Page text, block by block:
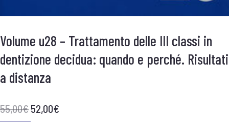
Volume u28 – Trattamento delle III classi in
dentizione decidua: quando e perché. Risultati
a distanza
55,00€ 52,00€